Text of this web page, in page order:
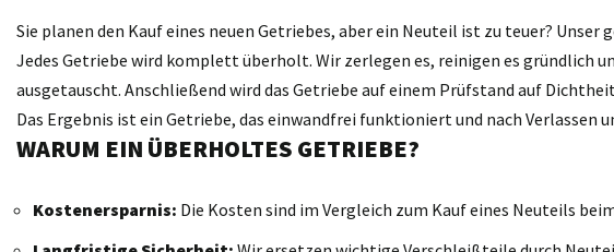
Sie planen den Kauf eines neuen Getriebes, aber ein Neuteil ist zu teuer?
Jedes Getriebe wird komplett überholt. Wir zerlegen es, reinigen es gründlich
ausgetauscht. Anschließend wird das Getriebe auf einem Prüfstand auf
Das Ergebnis ist ein Getriebe, das einwandfrei funktioniert und nach
WARUM EIN ÜBERHOLTES GETRIEBE?
Kostenersparnis: Die Kosten sind im Vergleich zum Kauf eines Neuteils